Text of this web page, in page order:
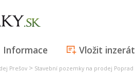
Informace Vložit inzerát
Prešov > Stavební pozemky na prodej Poprad